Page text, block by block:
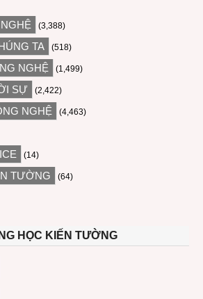
(3,388)
TA (518)
NGHỆ (1,499)
SỰ (2,422)
NGHỆ (4,463)
(14)
TƯỜNG (64)
HỌC KIẾN TƯỜNG